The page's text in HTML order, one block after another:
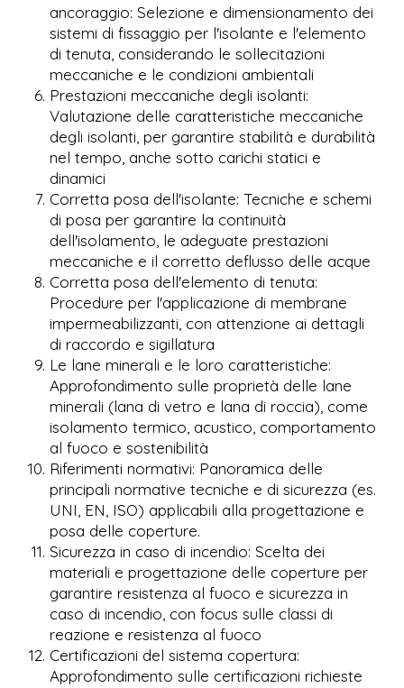
ancoraggio: Selezione e dimensionamento dei
sistemi di fissaggio per l'isolante e l'elemento
di tenuta, considerando le sollecitazioni
meccaniche e le condizioni ambientali
Prestazioni meccaniche degli isolanti:
Valutazione delle caratteristiche meccaniche
degli isolanti, per garantire stabilità e durabilità
nel tempo, anche sotto carichi statici e
dinamici
Corretta posa dell'isolante: Tecniche e schemi
di posa per garantire la continuità
dell'isolamento, le adeguate prestazioni
meccaniche e il corretto deflusso delle acque
Corretta posa dell'elemento di tenuta:
Procedure per l'applicazione di membrane
impermeabilizzanti, con attenzione ai dettagli
di raccordo e sigillatura
Le lane minerali e le loro caratteristiche:
Approfondimento sulle proprietà delle lane
minerali (lana di vetro e lana di roccia), come
isolamento termico, acustico, comportamento
al fuoco e sostenibilità
Riferimenti normativi: Panoramica delle
principali normative tecniche e di sicurezza (es.
UNI, EN, ISO) applicabili alla progettazione e
posa delle coperture.
Sicurezza in caso di incendio: Scelta dei
materiali e progettazione delle coperture per
garantire resistenza al fuoco e sicurezza in
caso di incendio, con focus sulle classi di
reazione e resistenza al fuoco
Certificazioni del sistema copertura:
Approfondimento sulle certificazioni richieste